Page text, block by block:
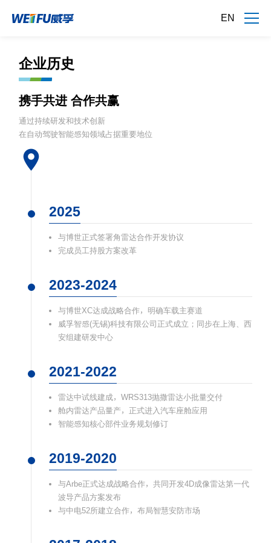
EN
企业历史
携手共进 合作共赢
通过持续研发和技术创新
在自动驾驶智能感知领域占据重要地位
2025
与博世正式签署角雷达合作开发协议
完成员工持股方案改革
2023-2024
与博世XC达成战略合作，明确车载主赛道
威孚智感(无锡)科技有限公司正式成立；同步在上海、西
安组建研发中心
2021-2022
雷达中试线建成，WRS313抛撒雷达小批量交付
舱内雷达产品量产，正式进入汽车座舱应用
智能感知核心部件业务规划修订
2019-2020
与Arbe正式达成战略合作，共同开发4D成像雷达第一代
波导产品方案发布
与中电52所建立合作，布局智慧安防市场